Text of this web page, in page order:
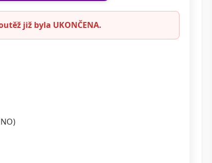
již byla UKONČENA.